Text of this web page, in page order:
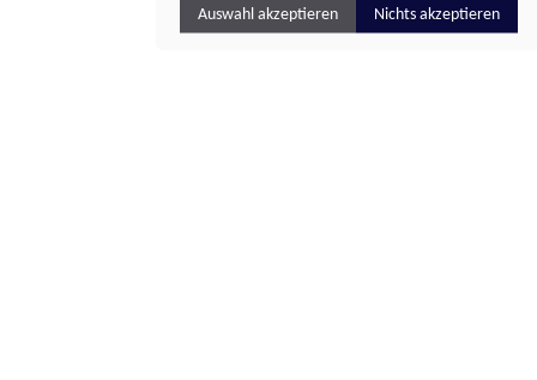
Auswahl akzeptieren Nichts akzeptieren